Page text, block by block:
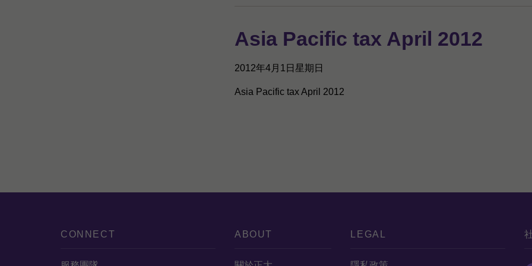
Asia Pacific tax April 2012
2012年4月1日星期日
Asia Pacific tax April 2012
CONNECT ABOUT LEGAL